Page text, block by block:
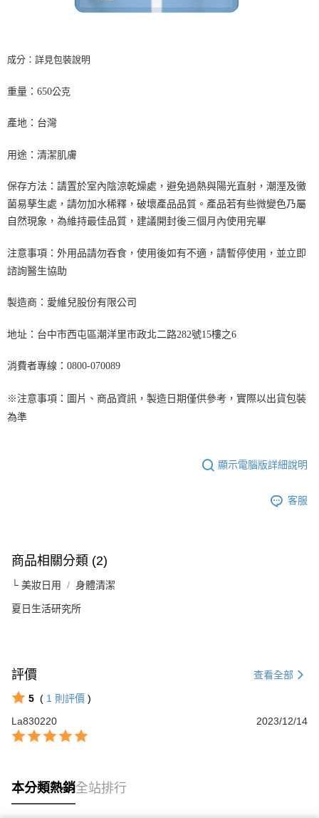
權轉讓予恩沛科技股份有限公司。
「AFTEE先享後付」，若未經同意申辦者引起之損失，本公司不負相關責
４．使用「AFTEE先享後付」時，將依據個別帳號之用戶狀況，依本公司即
時審查核予不同之上限額度；若仍有額度不足之情形，本公司將視審查結果
５．嚴禁一人註冊多個帳號或使用他人資訊註冊。若發現惡意使用之情形，
成分：詳見包裝說明
重量：650公克
產地：台灣
用途：清潔肌膚
保存方法：請置於室內陰涼乾燥處，避免過熱與陽光直射，潮溼及黴
菌易孳生處，請勿加水稀釋，破壞產品品質。產品若有些微變色乃屬
自然現象，為維持最佳品質，建議開封後三個月內使用完畢
注意事項：外用品請勿吞食，使用後如有不適，請暫停使用，並立即
諮詢醫生協助
製造商：愛維兒股份有限公司
地址：台中市西屯區潮洋里市政北二路282號15樓之6
消費者專線：0800-070089
※注意事項：圖片、商品資訊，製造日期僅供參考，實際以出貨包裝
為準
顯示電腦版詳細說明
客服
商品相關分類 (2)
└ 美妝日用 身體清潔
夏日生活研究所
評價 查看全部
5 ( 1 則評價 )
La830220
2023/12/14
本分類熱銷全站排行